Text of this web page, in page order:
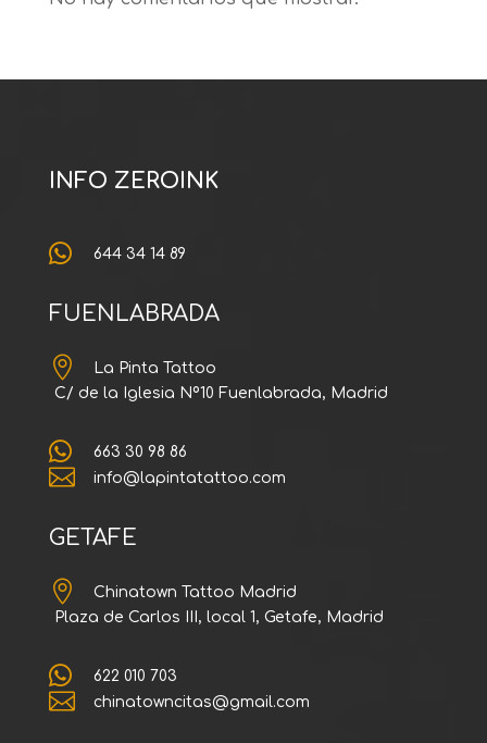
INFO ZEROINK
 644 34 14 89
FUENLABRADA

La Pinta Tattoo
C/ de la Iglesia Nº10 Fuenlabrada, Madrid
 663 30 98 86
 info@lapintatattoo.com
GETAFE

Chinatown Tattoo Madrid
Plaza de Carlos III, local 1, Getafe, Madrid
 622 010 703
 chinatowncitas@gmail.com